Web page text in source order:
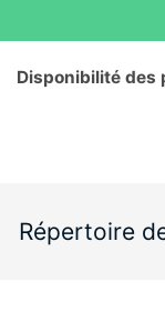
Disponibilité des
Répertoire